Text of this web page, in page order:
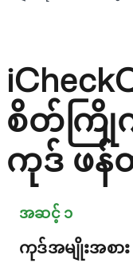
စိတ်ကြိုက်
ကုဒ် ဖန်
အဆင့် ၁
ကုဒ်အမျိုးအစား